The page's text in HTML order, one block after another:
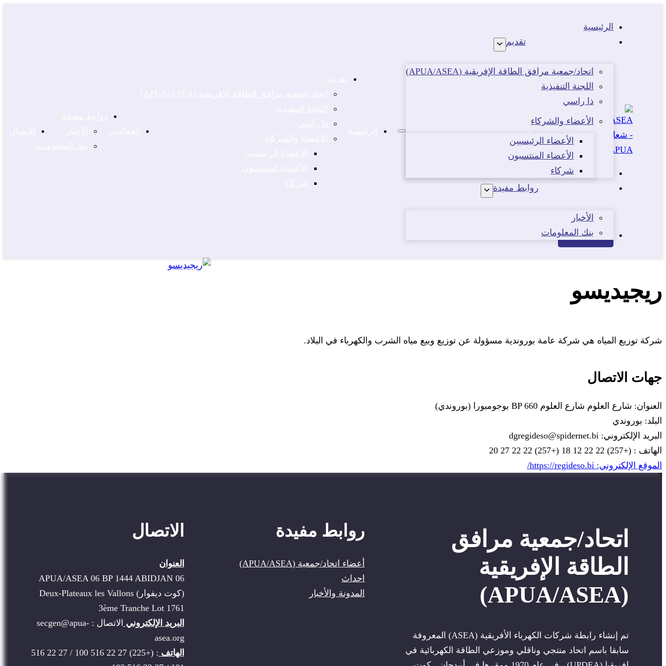
الرئيسية
تقديم
اتحاد/جمعية مرافق الطاقة الإفريقية (APUA/ASEA)
اللجنة التنفيذية
ذا راسي
الأعضاء والشركاء
الأعضاء الرئيسيين
الأعضاء المنتسبون
شركاء
الفعاليات
روابط مفيدة
الأخبار
بنك المعلومات
الاتصال
ريجيديسو
شركة توزيع المياه هي شركة عامة بوروندية مسؤولة عن توزيع وبيع مياه الشرب والكهرباء في البلاد.
جهات الاتصال
العنوان: شارع العلوم شارع العلوم BP 660 بوجومبورا (بوروندي)
البلد: بوروندي
البريد الإلكتروني: dgregideso@spidernet.bi
الهاتف : (+257) 22 22 12 18 (+257) 22 22 27 20
الموقع الإلكتروني: https://regideso.bi/
اتحاد/جمعية مرافق
الطاقة الإفريقية
(APUA/ASEA)
تم إنشاء رابطة شركات الكهرباء الأفريقية (ASEA) المعروفة
سابقا باسم اتحاد منتجي وناقلي وموزعي الطاقة الكهربائية في
روابط مفيدة
أعضاء اتحاد/جمعية (APUA/ASEA)
احداث
المدونة والأخبار
الاتصال
العنوان
APUA/ASEA 06 BP 1444 ABIDJAN 06
(كوت ديفوار) Deux-Plateaux les Vallons
3ème Tranche Lot 1761
البريد الإلكتروني
الاتصال : secgen@apua-
asea.org
الهاتف
: (+225) 27 22 516 100 / 27 22 516